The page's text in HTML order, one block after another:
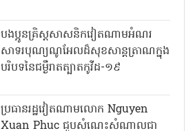
បងប្អូនគ្រិស្តសាសនិកវៀតណាមអំណរ
សាទរបុណ្យណូអែលដ៏សុខសាន្តត្រាណក្នុង
បរិបទនៃជម្ងឺរាតត្បាតកូវីដ-១៩
ប្រធានរដ្ឋវៀតណាមលោក Nguyen
Xuan Phuc ជួបសំណេះសំណាលជា